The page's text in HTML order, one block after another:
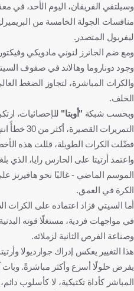
وسيلتقي الفريقان، اليوم الأحد، في
منافسات الجولة الخامسة من
ليفربول المتصدر.
ومع ضم الجانرز لنوني مادويكي
وجود دوناروما وهالاند في صفوف
والكرات المباشرة، لتجاوز الضغط
الخلف.
وبحسب شبكة "أوبتا" للإحصائيات،
التمريرات
فضّلت الكرات الطويلة، قللت هذه
الموسم الماضي - غالبًا نحو هافيرتز
الكرة في العمق.
أما السيتي فزاد اعتماده على الكرات
في مواجهات فردية، مستغلًا قوته
وصناعة الفرص الثانية لزملائه.
هذا التغيير يعكس إدراك جوارديولا
يفرض حلولًا أسرع وأكثر مباشرةً.
المباشر كأداة تكتيكية، لا كأسلوب